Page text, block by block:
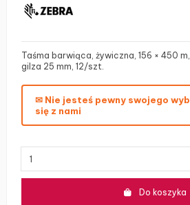
Taśma barwiąca, żywiczna, 156 × 450
gilza 25 mm, 12/szt.
✉ Nie jesteś pewny swojego
się z nami
Do koszyka